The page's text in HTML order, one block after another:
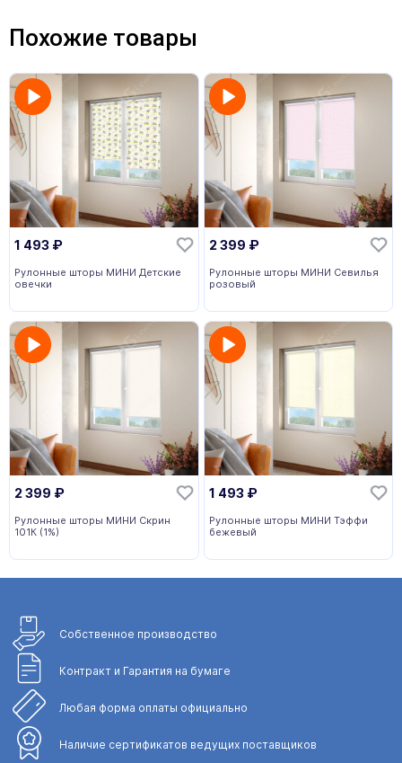
Похожие товары
1 493 ₽
Рулонные шторы МИНИ Детские
овечки
2 399 ₽
Рулонные шторы МИНИ Севилья
розовый
2 399 ₽
Рулонные шторы МИНИ Скрин
101К (1%)
1 493 ₽
Рулонные шторы МИНИ Тэффи
бежевый
Собственное производство
Контракт и Гарантия на бумаге
Любая форма оплаты официально
Наличие сертификатов ведущих поставщиков